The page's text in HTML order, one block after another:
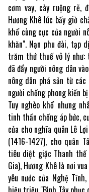
cơm vay, cày ruộng rẽ,
Hương Khê lúc bấy giờ
khổ cùng cực của người
khăn". Nạn phu đài, tạp
trăm thứ thuế vô lý như:
đã đẩy người nông dân
nông dân phá sản từ
người chống phong kiến
Tuy nghèo khổ nhưng
tinh thần chống áp bức,
của cho nghĩa quân Lê
(1416-1427), cho quân
tiêu diệt giặc Thanh thế
Gia), Hương Khê là nơi
yêu nước của Nghệ